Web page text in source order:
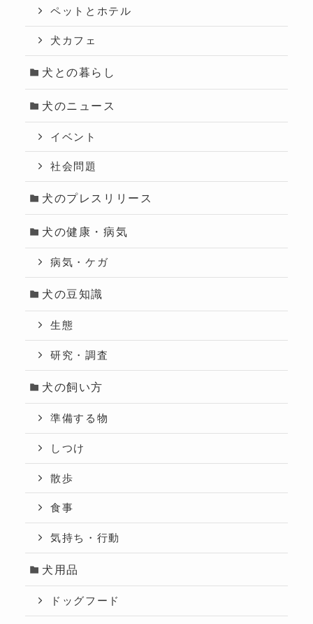
ペットとホテル
犬カフェ
犬との暮らし
犬のニュース
イベント
社会問題
犬のプレスリリース
犬の健康・病気
病気・ケガ
犬の豆知識
生態
研究・調査
犬の飼い方
準備する物
しつけ
散歩
食事
気持ち・行動
犬用品
ドッグフード